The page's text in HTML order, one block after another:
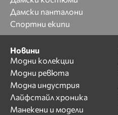
Дамски панталони
Спортни екипи
Новини
Модни колекции
Модни ревюта
Модна индустрия
Лайфстайл хроника
Манекени и модели